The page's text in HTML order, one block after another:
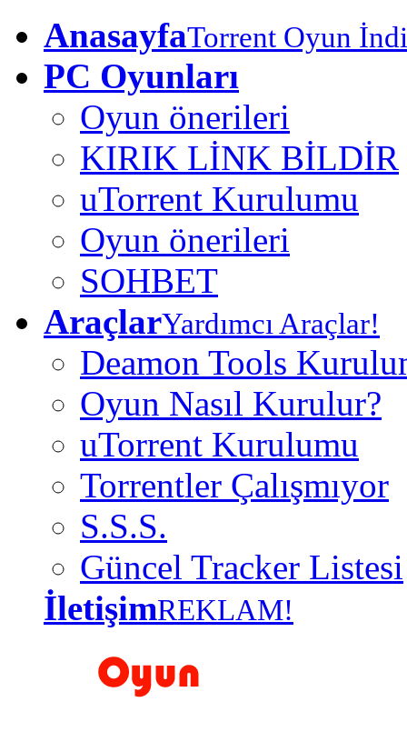
AnasayfaTorrent Oyun
PC Oyunları
Oyun önerileri
KIRIK LİNK BİLDİR
uTorrent Kurulumu
Oyun önerileri
SOHBET
AraçlarYardımcı Araçlar!
Deamon Tools
Oyun Nasıl Kurulur?
uTorrent Kurulumu
Torrentler Çalışmıyor
S.S.S.
Güncel Tracker Listesi
İletişimREKLAM!